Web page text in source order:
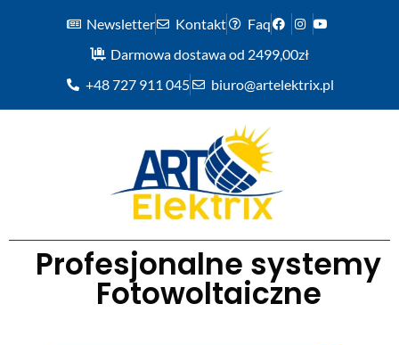
Newsletter Kontakt
Faq
Darmowa dostawa od 2499,00zł
+48 727 911 045
biuro@artelektrix.pl
Profesjonalne systemy
Fotowoltaiczne